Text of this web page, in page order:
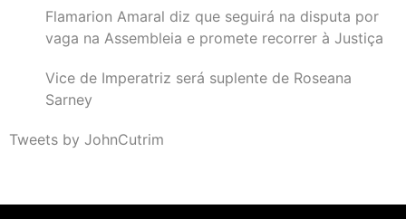
Flamarion Amaral diz que seguirá na disputa por
vaga na Assembleia e promete recorrer à Justiça
Vice de Imperatriz será suplente de Roseana
Sarney
Tweets by JohnCutrim